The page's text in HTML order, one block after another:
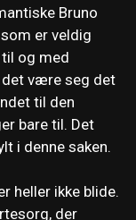
Bruno
er veldig
og med
det være seg det
til den
bare til. Det
i denne saken.
heller ikke blide.
der